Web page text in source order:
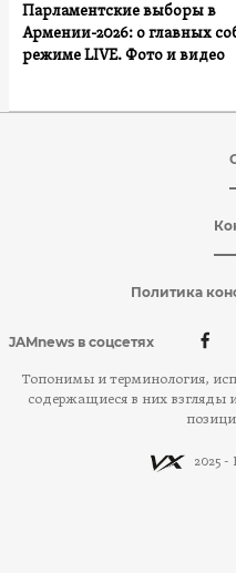
Парламентские выборы в
Армении-2026: о главных
режиме LIVE. Фото и видео
Политика
JAMnews в соцсетях
Топонимы и терминология,
содержащиеся в них взгляды
2025 -